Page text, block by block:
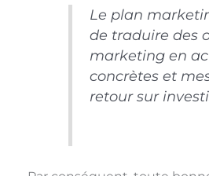
Le plan
de traduire des
marketing en
concrètes et
retour sur